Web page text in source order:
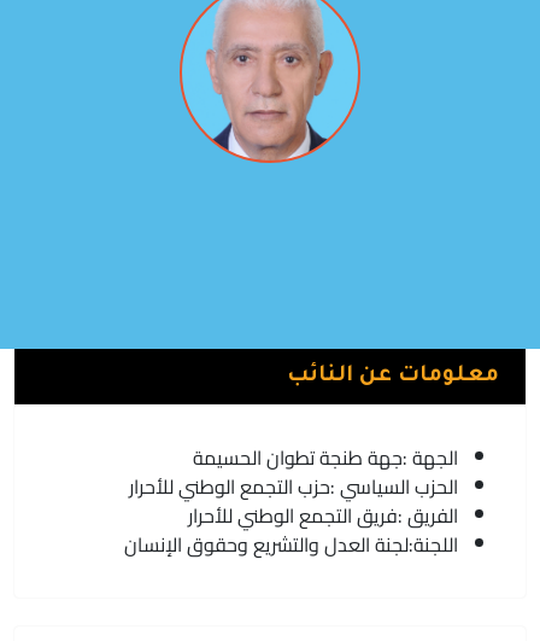
معلومات عن النائب
الجهة :جهة طنجة تطوان الحسيمة
الحزب السياسي :حزب التجمع الوطني للأحرار
الفريق :فريق التجمع الوطني للأحرار
اللجنة:لجنة العدل والتشريع وحقوق الإنسان